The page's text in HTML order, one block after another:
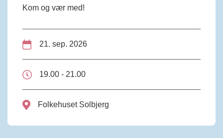
Kom og vær med!
21. sep. 2026
19.00 - 21.00
Folkehuset Solbjerg